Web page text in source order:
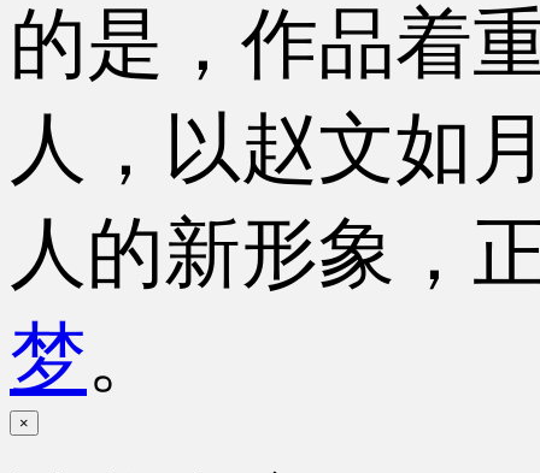
的是，作品着
人，以赵文如
人的新形象，
梦。
×